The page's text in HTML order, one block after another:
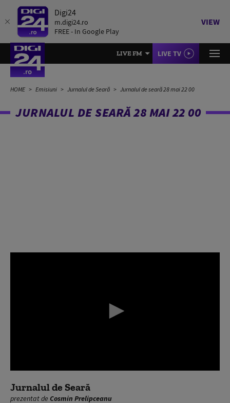
Digi24
m.digi24.ro
FREE - In Google Play
VIEW
LIVE FM LIVE TV
HOME Emisiuni Jurnalul de Seară Jurnalul de seară 28 mai 22 00
JURNALUL DE SEARĂ 28 MAI 22 00
seconds
of
0
Jurnalul de Seară
prezentat de Cosmin Prelipceanu